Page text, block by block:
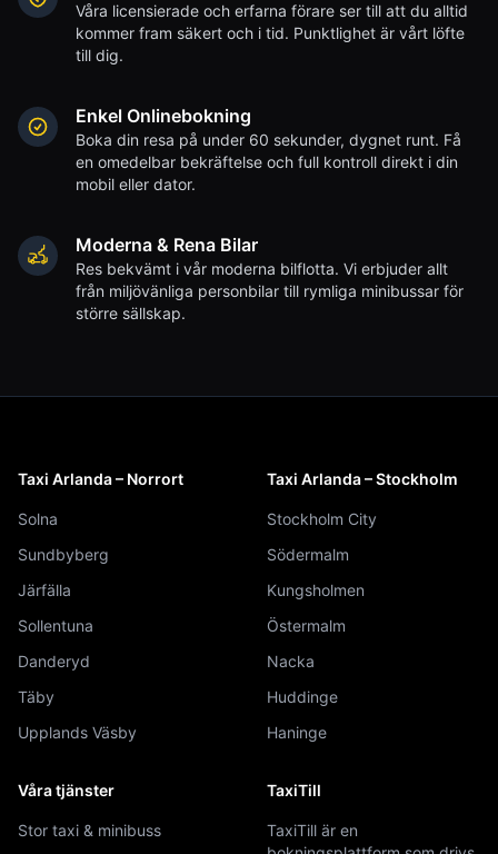
Våra licensierade och erfarna förare ser till att du alltid
kommer fram säkert och i tid. Punktlighet är vårt löfte
till dig.
Enkel Onlinebokning
Boka din resa på under 60 sekunder, dygnet runt. Få
en omedelbar bekräftelse och full kontroll direkt i din
mobil eller dator.
Moderna & Rena Bilar
Res bekvämt i vår moderna bilflotta. Vi erbjuder allt
från miljövänliga personbilar till rymliga minibussar för
större sällskap.
Taxi Arlanda – Norrort
Solna
Sundbyberg
Järfälla
Sollentuna
Danderyd
Täby
Upplands Väsby
Taxi Arlanda – Stockholm
Stockholm City
Södermalm
Kungsholmen
Östermalm
Nacka
Huddinge
Haninge
Våra tjänster
Stor taxi & minibuss
TaxiTill
TaxiTill är en